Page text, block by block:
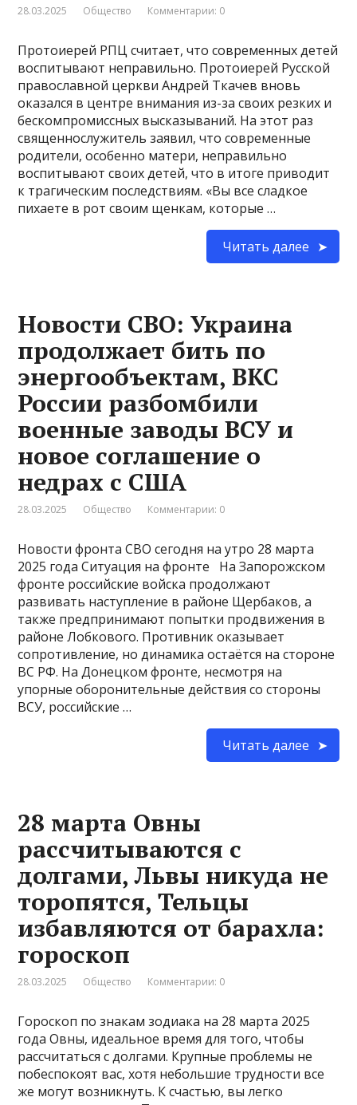
28.03.2025 Общество Комментарии: 0
Протоиерей РПЦ считает, что современных детей
воспитывают неправильно. Протоиерей Русской
православной церкви Андрей Ткачев вновь
оказался в центре внимания из-за своих резких и
бескомпромиссных высказываний. На этот раз
священнослужитель заявил, что современные
родители, особенно матери, неправильно
воспитывают своих детей, что в итоге приводит
к трагическим последствиям. «Вы все сладкое
пихаете в рот своим щенкам, которые …
Читать далее
Новости СВО: Украина
продолжает бить по
энергообъектам, ВКС
России разбомбили
военные заводы ВСУ и
новое соглашение о
недрах с США
28.03.2025 Общество Комментарии: 0
Новости фронта СВО сегодня на утро 28 марта
2025 года Ситуация на фронте На Запорожском
фронте российские войска продолжают
развивать наступление в районе Щербаков, а
также предпринимают попытки продвижения в
районе Лобкового. Противник оказывает
сопротивление, но динамика остаётся на стороне
ВС РФ. На Донецком фронте, несмотря на
упорные оборонительные действия со стороны
ВСУ, российские …
Читать далее
28 марта Овны
рассчитываются с
долгами, Львы никуда не
торопятся, Тельцы
избавляются от барахла:
гороскоп
28.03.2025 Общество Комментарии: 0
Гороскоп по знакам зодиака на 28 марта 2025
года Овны, идеальное время для того, чтобы
рассчитаться с долгами. Крупные проблемы не
побеспокоят вас, хотя небольшие трудности все
же могут возникнуть. К счастью, вы легко